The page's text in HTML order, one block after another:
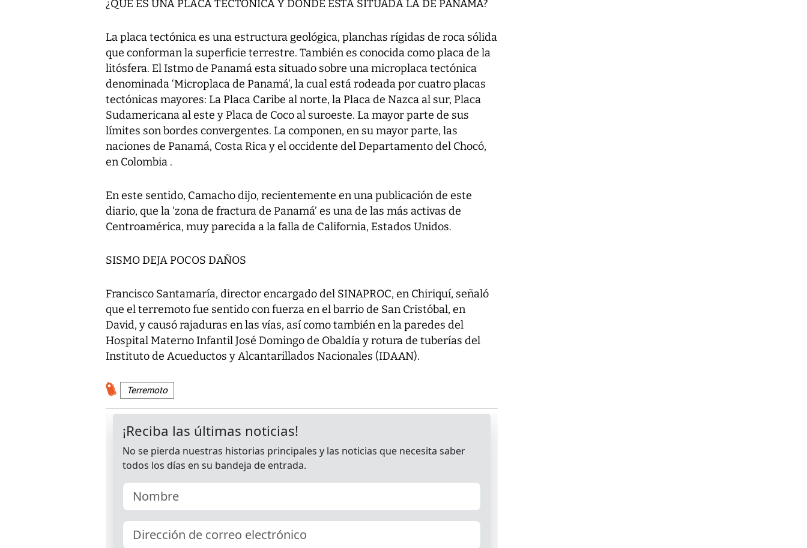
¿QUÉ ES UNA PLACA TECTÓNICA Y DÓNDE ESTÁ SITUADA LA DE PANAMÁ?
La placa tectónica es una estructura geológica, planchas rígidas de roca sólida
que conforman la superficie terrestre. También es conocida como placa de la
litósfera. El Istmo de Panamá esta situado sobre una microplaca tectónica
denominada ‘Microplaca de Panamá’, la cual está rodeada por cuatro placas
tectónicas mayores: La Placa Caribe al norte, la Placa de Nazca al sur, Placa
Sudamericana al este y Placa de Coco al suroeste. La mayor parte de sus
límites son bordes convergentes. La componen, en su mayor parte, las
naciones de Panamá, Costa Rica y el occidente del Departamento del Chocó,
en Colombia .
En este sentido, Camacho dijo, recientemente en una publicación de este
diario, que la ‘zona de fractura de Panamá’ es una de las más activas de
Centroamérica, muy parecida a la falla de California, Estados Unidos.
SISMO DEJA POCOS DAÑOS
Francisco Santamaría, director encargado del SINAPROC, en Chiriquí, señaló
que el terremoto fue sentido con fuerza en el barrio de San Cristóbal, en
David, y causó rajaduras en las vías, así como también en la paredes del
Hospital Materno Infantil José Domingo de Obaldía y rotura de tuberías del
Instituto de Acueductos y Alcantarillados Nacionales (IDAAN).
Terremoto